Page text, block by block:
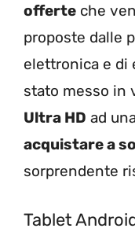
offerte che
proposte dalle
elettronica e di
stato messo in
Ultra HD ad
acquistare a
sorprendente
Tablet